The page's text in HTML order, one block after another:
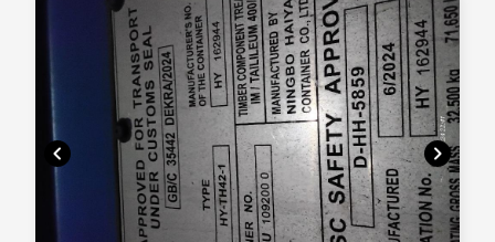
chevron_left chevron_right